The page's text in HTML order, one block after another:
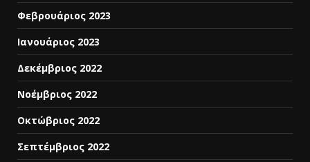
Φεβρουάριος 2023
Ιανουάριος 2023
Δεκέμβριος 2022
Νοέμβριος 2022
Οκτώβριος 2022
Σεπτέμβριος 2022